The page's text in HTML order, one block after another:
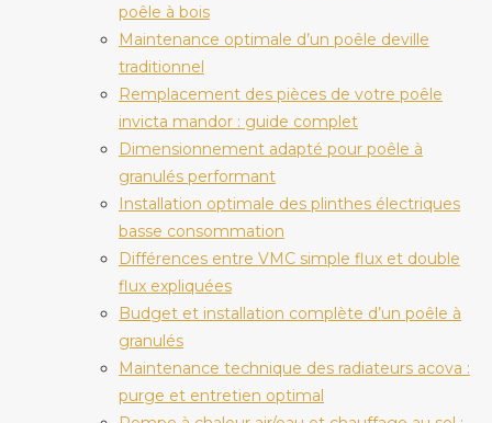
poêle à bois
Maintenance optimale d’un poêle deville
traditionnel
Remplacement des pièces de votre poêle
invicta mandor : guide complet
Dimensionnement adapté pour poêle à
granulés performant
Installation optimale des plinthes électriques
basse consommation
Différences entre VMC simple flux et double
flux expliquées
Budget et installation complète d’un poêle à
granulés
Maintenance technique des radiateurs acova :
purge et entretien optimal